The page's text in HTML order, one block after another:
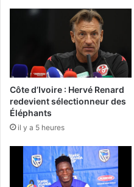
Côte d’Ivoire : Hervé Renard
redevient sélectionneur des
Éléphants
il y a 5 heures